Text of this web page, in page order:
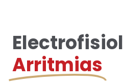
Arritmias